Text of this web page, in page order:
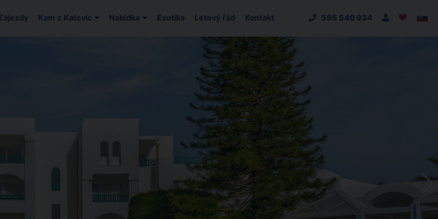
Kam z Katovic Nabídka Exotika Letový řád Kontakt 595 540 934